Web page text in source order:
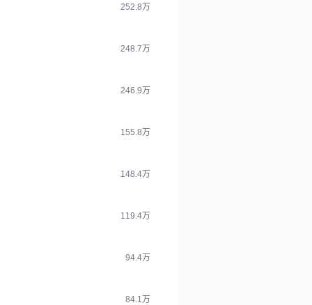
252.8万
248.7万
246.9万
155.8万
148.4万
119.4万
94.4万
84.1万